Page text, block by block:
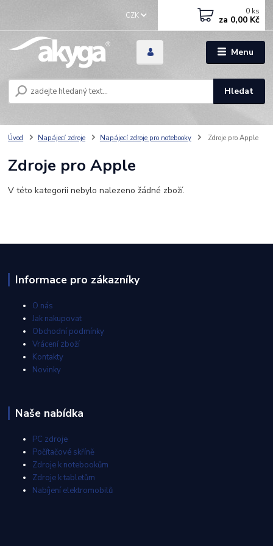
Menu
CZK
Hledat
0 ks
za 0,00 Kč
Úvod Napájecí zdroje Napájecí zdroje pro notebooky Zdroje pro Apple
Zdroje pro Apple
V této kategorii nebylo nalezeno žádné zboží.
Informace pro zákazníky
O nás
Jak nakupovat
Obchodní podmínky
Vrácení zboží
Kontakty
Novinky
Naše nabídka
PC zdroje
Počítačové skříně
Zdroje k notebookům
Zdroje k tabletům
Nabíjení elektromobilů